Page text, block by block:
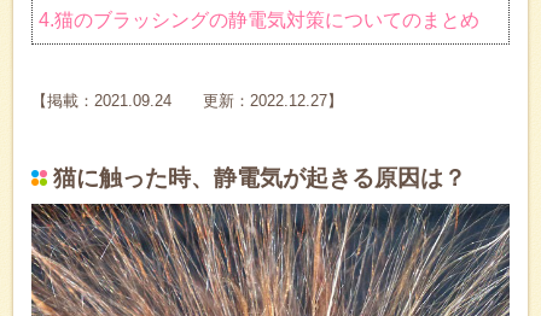
4.猫のブラッシングの静電気対策についてのまとめ
【掲載：2021.09.24 更新：2022.12.27】
猫に触った時、静電気が起きる原因は？